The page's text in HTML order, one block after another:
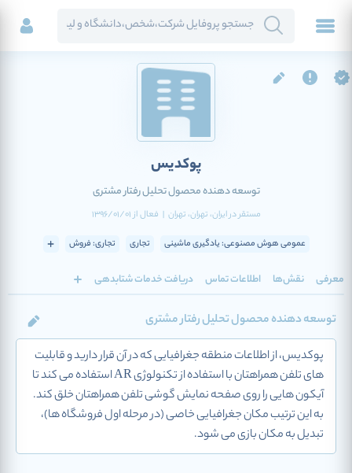
پوکدیس
توسعه دهنده محصول تحلیل رفتار مشتری
مستقر درایران، تهران، تهران | فعالاز1396/01/01
عمومی هوش مصنوعی: یادگیری ماشینی تجاری تجاری: فروش
معرفی نقش‌ها اطلاعات تماس دریافت خدمات شتابدهی
توسعه دهنده محصول تحلیل رفتار مشتری
پوکدیس، از اطلاعات منطقه جغرافیایی که در آن قرار دارید و قابلیت
های تلفن همراهتان با استفاده از تکنولوژی AR استفاده می کند تا
آیکون هایی را روی صفحه نمایش گوشی تلفن همراهتان خلق کند.
به این ترتیب مکان جغرافیایی خاصی (در مرحله اول فروشگاه ها)،
تبدیل به مکان بازی می شود.